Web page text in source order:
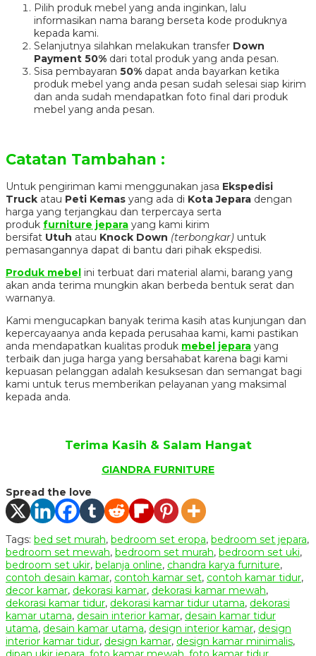
Pilih produk mebel yang anda inginkan, lalu
informasikan nama barang berseta kode produknya
kepada kami.
Selanjutnya silahkan melakukan transfer Down
Payment 50% dari total produk yang anda pesan.
Sisa pembayaran 50% dapat anda bayarkan ketika
produk mebel yang anda pesan sudah selesai siap kirim
dan anda sudah mendapatkan foto final dari produk
mebel yang anda pesan.
Catatan Tambahan :
Untuk pengiriman kami menggunakan jasa Ekspedisi
Truck atau Peti Kemas yang ada di Kota Jepara dengan
harga yang terjangkau dan terpercaya serta
produk furniture jepara yang kami kirim
bersifat Utuh atau Knock Down (terbongkar) untuk
pemasangannya dapat di bantu dari pihak ekspedisi.
Produk mebel ini terbuat dari material alami, barang yang
akan anda terima mungkin akan berbeda bentuk serat dan
warnanya.
Kami mengucapkan banyak terima kasih atas kunjungan dan
kepercayaanya anda kepada perusahaa kami, kami pastikan
anda mendapatkan kualitas produk mebel jepara yang
terbaik dan juga harga yang bersahabat karena bagi kami
kepuasan pelanggan adalah kesuksesan dan semangat bagi
kami untuk terus memberikan pelayanan yang maksimal
kepada anda.
Terima Kasih & Salam Hangat
GIANDRA FURNITURE
Spread the love
Tags: bed set murah, bedroom set eropa, bedroom set jepara,
bedroom set mewah, bedroom set murah, bedroom set uki,
bedroom set ukir, belanja online, chandra karya furniture,
contoh desain kamar, contoh kamar set, contoh kamar tidur,
decor kamar, dekorasi kamar, dekorasi kamar mewah,
dekorasi kamar tidur, dekorasi kamar tidur utama, dekorasi
kamar utama, desain interior kamar, desain kamar tidur
utama, desain kamar utama, design interior kamar, design
interior kamar tidur, design kamar, design kamar minimalis,